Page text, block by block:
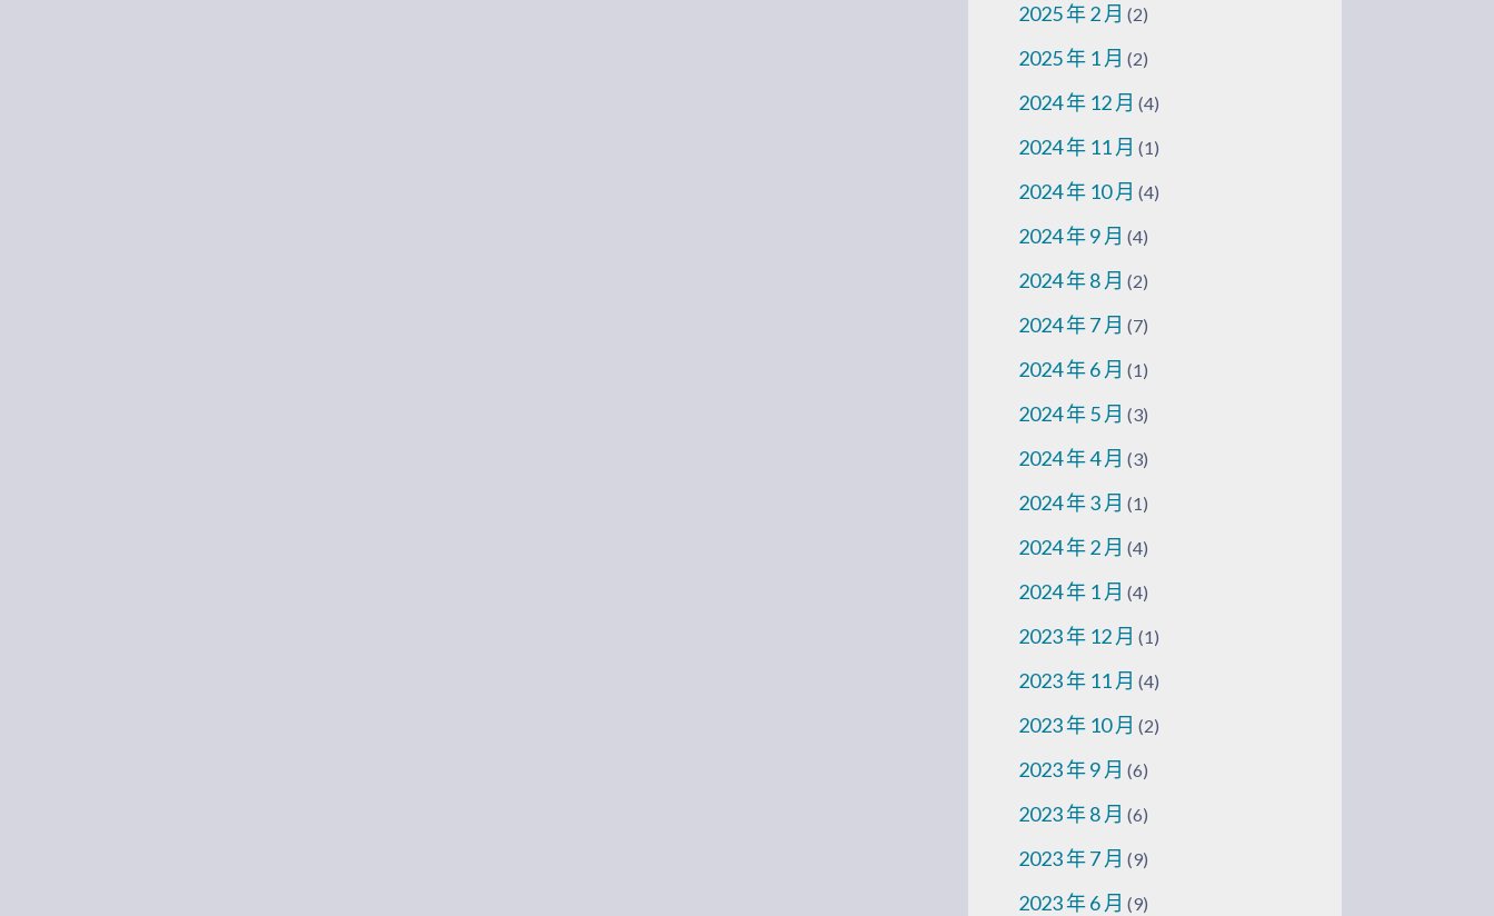
2025 年 2 月 (2)
2025 年 1 月 (2)
2024 年 12 月 (4)
2024 年 11 月 (1)
2024 年 10 月 (4)
2024 年 9 月 (4)
2024 年 8 月 (2)
2024 年 7 月 (7)
2024 年 6 月 (1)
2024 年 5 月 (3)
2024 年 4 月 (3)
2024 年 3 月 (1)
2024 年 2 月 (4)
2024 年 1 月 (4)
2023 年 12 月 (1)
2023 年 11 月 (4)
2023 年 10 月 (2)
2023 年 9 月 (6)
2023 年 8 月 (6)
2023 年 7 月 (9)
2023 年 6 月 (9)